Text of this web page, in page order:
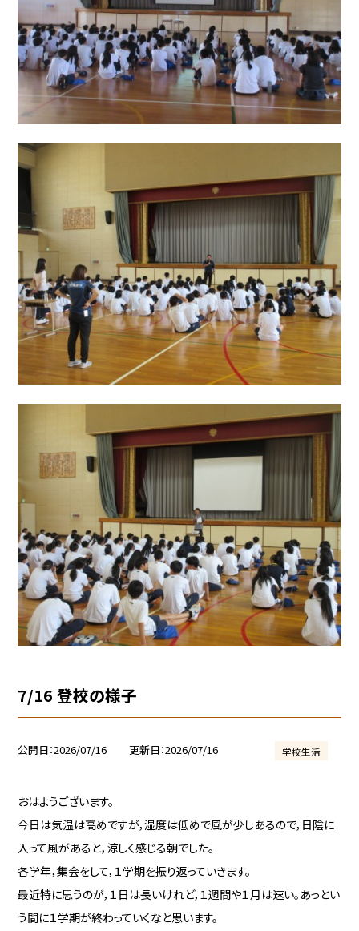
7/16 登校の様子
公開日 2026/07/16 更新日 2026/07/16 学校生活
おはようございます。
今日は気温は高めですが，湿度は低めで風が少しあるので，日陰に
入って風があると，涼しく感じる朝でした。
各学年，集会をして，１学期を振り返っていきます。
最近特に思うのが，１日は長いけれど，１週間や１月は速い。あっとい
う間に１学期が終わっていくなと思います。